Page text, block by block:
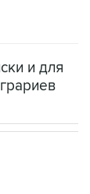
и для